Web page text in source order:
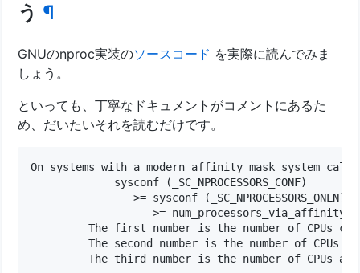
う ¶
GNUのnproc実装のソースコード を実際に読んでみま
しょう。
といっても、丁寧なドキュメントがコメントにあるた
め、だいたいそれを読むだけです。
On systems with a modern affinity mask system call,
             sysconf (_SC_NPROCESSORS_CONF)
                >= sysconf (_SC_NPROCESSORS_ONLN)
>=
The first number is the number of CPUs
The second number is the number of CPUs